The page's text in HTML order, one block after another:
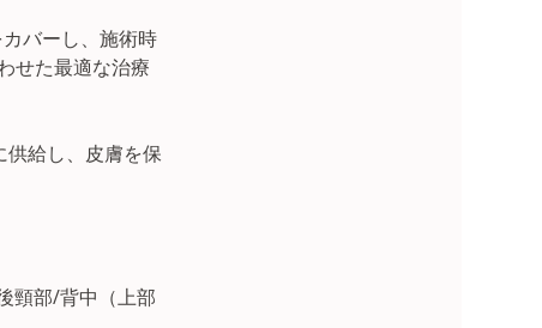
バーし、施術時
せた最適な治療
給し、皮膚を保
頸部/背中（上部